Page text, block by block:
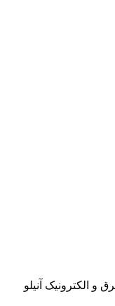
الکترونیک آنیلو